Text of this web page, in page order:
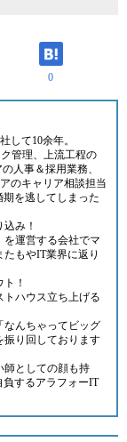
0
して10余年。
管理、上流工程の
人事＆採用業務、
のキャリア相談担当
を逃してしまった
み！
を運営する会社でマ
もやIT業界に返り
！
ハウス立ち上げる
なんちゃってビッグ
振り回しております
師としての顔も持
するアラフォーIT